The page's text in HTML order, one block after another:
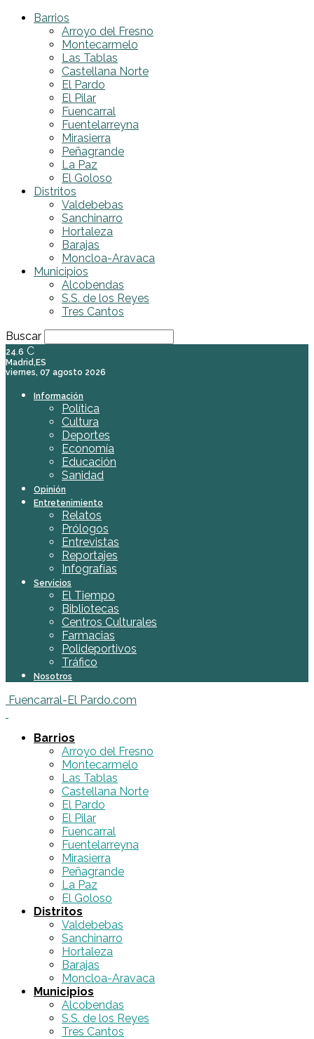
Barrios
Arroyo del Fresno
Montecarmelo
Las Tablas
Castellana Norte
El Pardo
El Pilar
Fuencarral
Fuentelarreyna
Mirasierra
Peñagrande
La Paz
El Goloso
Distritos
Valdebebas
Sanchinarro
Hortaleza
Barajas
Moncloa-Aravaca
Municipios
Alcobendas
S.S. de los Reyes
Tres Cantos
Buscar
24.6 C
Madrid,ES
viernes, 07 agosto 2026
Información
Política
Cultura
Deportes
Economía
Educación
Sanidad
Opinión
Entretenimiento
Relatos
Prólogos
Entrevistas
Reportajes
Infografías
Servicios
El Tiempo
Bibliotecas
Centros Culturales
Farmacias
Polideportivos
Tráfico
Nosotros
Fuencarral-El Pardo.com
Barrios
Arroyo del Fresno
Montecarmelo
Las Tablas
Castellana Norte
El Pardo
El Pilar
Fuencarral
Fuentelarreyna
Mirasierra
Peñagrande
La Paz
El Goloso
Distritos
Valdebebas
Sanchinarro
Hortaleza
Barajas
Moncloa-Aravaca
Municipios
Alcobendas
S.S. de los Reyes
Tres Cantos